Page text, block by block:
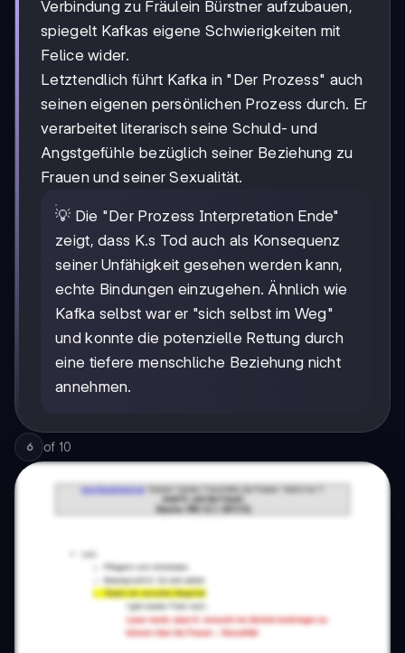
Verbindung zu Fräulein Bürstner aufzubauen,
spiegelt Kafkas eigene Schwierigkeiten mit
Felice wider.
Letztendlich führt Kafka in "Der Prozess" auch
seinen eigenen persönlichen Prozess durch. Er
verarbeitet literarisch seine Schuld- und
Angstgefühle bezüglich seiner Beziehung zu
Frauen und seiner Sexualität.
💡 Die "Der Prozess Interpretation Ende"
zeigt, dass K.s Tod auch als Konsequenz
seiner Unfähigkeit gesehen werden kann,
echte Bindungen einzugehen. Ähnlich wie
Kafka selbst war er "sich selbst im Weg"
und konnte die potenzielle Rettung durch
eine tiefere menschliche Beziehung nicht
annehmen.
6 of 10